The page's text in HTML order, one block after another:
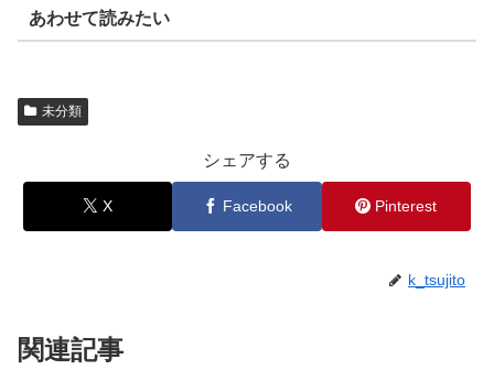
あわせて読みたい
未分類
シェアする
X Facebook Pinterest
k_tsujito
関連記事